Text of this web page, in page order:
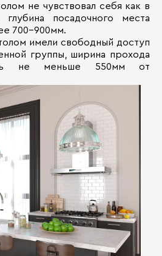
не чувствовал себя как в
посадочного места
700-900мм.
имели свободный доступ
группы, ширина прохода
не меньше 550мм от